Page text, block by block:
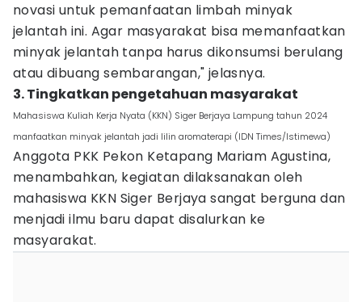
novasi untuk pemanfaatan limbah minyak
jelantah ini. Agar masyarakat bisa memanfaatkan
minyak jelantah tanpa harus dikonsumsi berulang
atau dibuang sembarangan," jelasnya.
3. Tingkatkan pengetahuan masyarakat
Mahasiswa Kuliah Kerja Nyata (KKN) Siger Berjaya Lampung tahun 2024
manfaatkan minyak jelantah jadi lilin aromaterapi (IDN Times/Istimewa)
Anggota PKK Pekon Ketapang Mariam Agustina,
menambahkan, kegiatan dilaksanakan oleh
mahasiswa KKN Siger Berjaya sangat berguna dan
menjadi ilmu baru dapat disalurkan ke
masyarakat.